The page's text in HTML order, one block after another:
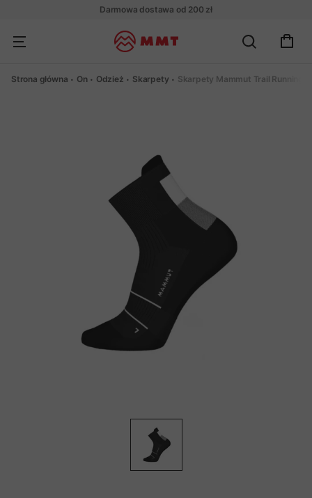
Darmowa dostawa od 200 zł
Strona główna On Odzież Skarpety Skarpety Mammut Trail Running